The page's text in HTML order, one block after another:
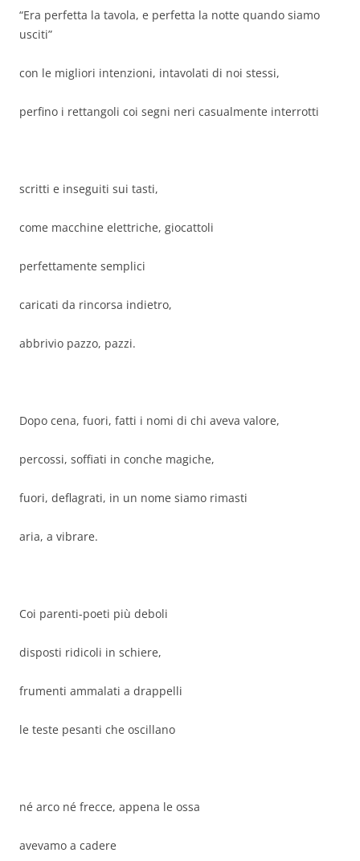
“Era perfetta la tavola, e perfetta la notte quando siamo
usciti”
con le migliori intenzioni, intavolati di noi stessi,
perfino i rettangoli coi segni neri casualmente interrotti
scritti e inseguiti sui tasti,
come macchine elettriche, giocattoli
perfettamente semplici
caricati da rincorsa indietro,
abbrivio pazzo, pazzi.
Dopo cena, fuori, fatti i nomi di chi aveva valore,
percossi, soffiati in conche magiche,
fuori, deflagrati, in un nome siamo rimasti
aria, a vibrare.
Coi parenti-poeti più deboli
disposti ridicoli in schiere,
frumenti ammalati a drappelli
le teste pesanti che oscillano
né arco né frecce, appena le ossa
avevamo a cadere